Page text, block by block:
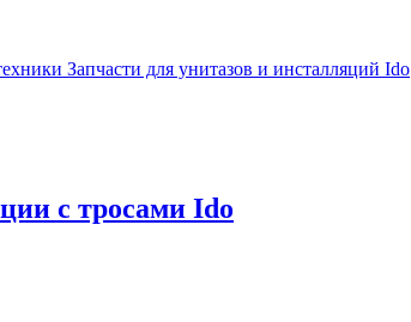
Запчасти для унитазов и инсталляций Ido
с тросами Ido